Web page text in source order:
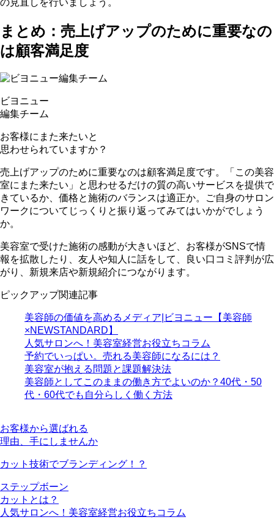
まとめ：売上げアップのために重要なの
は顧客満足度
ビヨニュー
編集チーム
お客様にまた来たいと
思わせられていますか？
売上げアップのために重要なのは顧客満足度です。「この美容
室にまた来たい」と思わせるだけの質の高いサービスを提供で
きているか、価格と施術のバランスは適正か。ご自身のサロン
ワークについてじっくりと振り返ってみてはいかがでしょう
か。
美容室で受けた施術の感動が大きいほど、お客様がSNSで情
報を拡散したり、友人や知人に話をして、良い口コミ評判が広
がり、新規来店や新規紹介につながります。
ピックアップ関連記事
美容師の価値を高めるメディア|ビヨニュー【美容師
×NEWSTANDARD】
人気サロンへ！美容室経営お役立ちコラム
予約でいっぱい。売れる美容師になるには？
美容室が抱える問題と課題解決法
美容師としてこのままの働き方でよいのか？40代・50
代・60代でも自分らしく働く方法
お客様から選ばれる
理由、手にしませんか
カット技術でブランディング！？
ステップボーン
カットとは？
人気サロンへ！美容室経営お役立ちコラム